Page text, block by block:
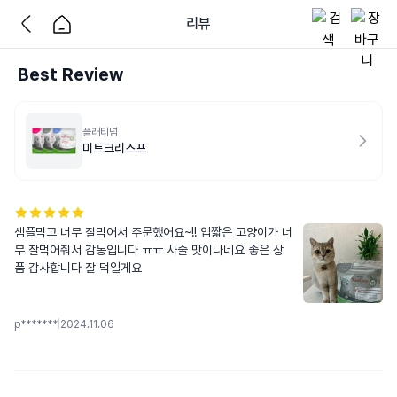
리뷰
Best Review
플래티넘
미트크리스프
샘플먹고 너무 잘먹어서 주문했어요~!! 입짧은 고양이가 너
무 잘먹어줘서 감동입니다 ㅠㅠ 사줄 맛이나네요 좋은 상
품 감사합니다 잘 먹일게요
p******* 2024.11.06